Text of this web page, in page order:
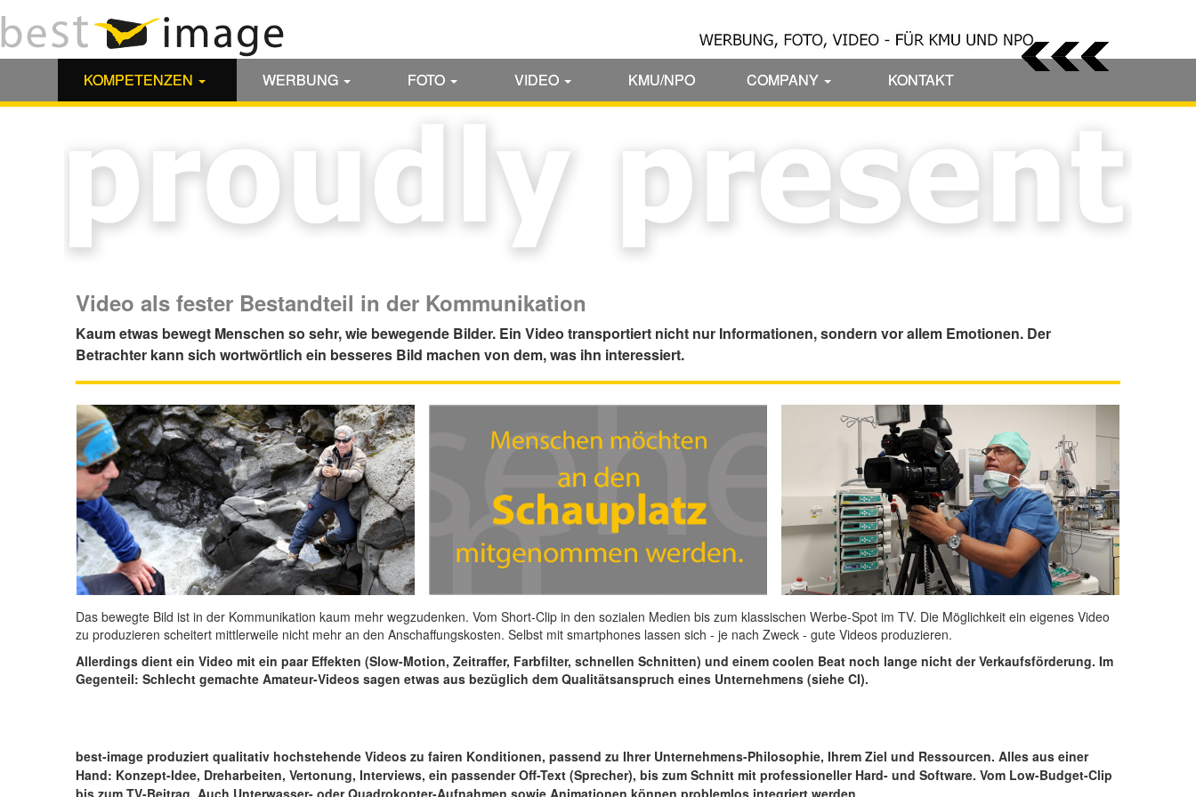
KOMPETENZEN WERBUNG FOTO VIDEO KMU/NPO COMPANY KONTAKT
Video als fester Bestandteil in der Kommunikation
Kaum etwas bewegt Menschen so sehr, wie bewegende Bilder. Ein Video transportiert nicht nur Informationen, sondern vor allem Emotionen. Der
Betrachter kann sich wortwörtlich ein besseres Bild machen von dem, was ihn interessiert.
Das bewegte Bild ist in der Kommunikation kaum mehr wegzudenken. Vom Short-Clip in den sozialen Medien bis zum klassischen Werbe-Spot im TV. Die Möglichkeit ein eigenes Video
zu produzieren scheitert mittlerweile nicht mehr an den Anschaffungskosten. Selbst mit smartphones lassen sich - je nach Zweck - gute Videos produzieren.
Allerdings dient ein Video mit ein paar Effekten (Slow-Motion, Zeitraffer, Farbfilter, schnellen Schnitten) und einem coolen Beat noch lange nicht der Verkaufsförderung. Im
Gegenteil: Schlecht gemachte Amateur-Videos sagen etwas aus bezüglich dem Qualitätsanspruch eines Unternehmens (siehe CI).
best-image produziert qualitativ hochstehende Videos zu fairen Konditionen, passend zu Ihrer Unternehmens-Philosophie, Ihrem Ziel und Ressourcen. Alles aus einer
Hand: Konzept-Idee, Dreharbeiten, Vertonung, Interviews, ein passender Off-Text (Sprecher), bis zum Schnitt mit professioneller Hard- und Software. Vom Low-Budget-Clip
bis zum TV-Beitrag. Auch Unterwasser- oder Quadrokopter-Aufnahmen sowie Animationen können problemlos integriert werden.